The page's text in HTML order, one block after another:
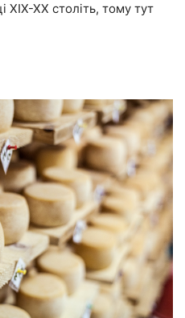
ХІХ-ХХ століть, тому тут